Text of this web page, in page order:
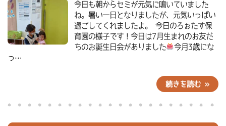
今日も朝からセミが元気に鳴いていました
ね。暑い一日となりましたが、元気いっぱい
過ごしてくれましたよ。 今日のろぉたす保
育園の様子です！今日は7月生まれのお友だ
ちのお誕生日会がありました
今月3歳にな
っ…
続きを読む »